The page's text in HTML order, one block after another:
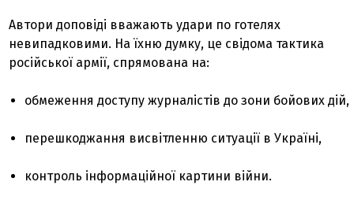
Автори доповіді вважають удари по готелях
невипадковими. На їхню думку, це свідома тактика
російської армії, спрямована на:
обмеження доступу журналістів до зони бойових дій,
перешкоджання висвітленню ситуації в Україні,
контроль інформаційної картини війни.